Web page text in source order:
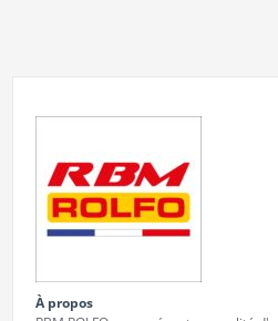
À propos